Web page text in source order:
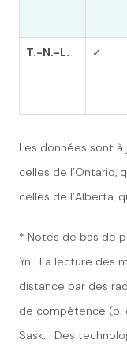
T.-N.-L. ✓
Les données sont
celles de l’Ontario,
celles de l’Alberta,
* Notes de bas de
Yn : La lecture des
distance par des
de compétence (p.
Sask. : Des